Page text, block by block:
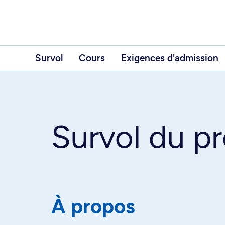
Survol Cours Exigences d'admission
Survol du
À propos